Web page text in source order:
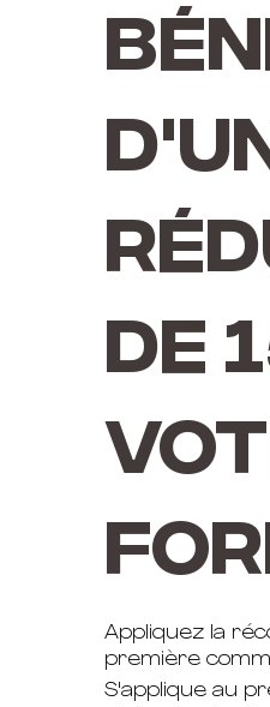
de
Appliquez la
première
S'applique au